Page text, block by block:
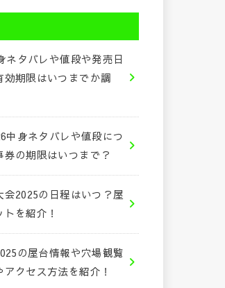
ネタバレや値段や発売日
効期限はいつまでか調
中身ネタバレや値段につ
の期限はいつまで？
2025の日程はいつ？屋
を紹介！
の屋台情報や穴場観覧
クセス方法を紹介！